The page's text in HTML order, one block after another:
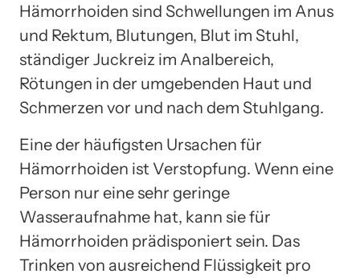
Hämorrhoiden sind Schwellungen im Anus
und Rektum, Blutungen, Blut im Stuhl,
ständiger Juckreiz im Analbereich,
Rötungen in der umgebenden Haut und
Schmerzen vor und nach dem Stuhlgang.
Eine der häufigsten Ursachen für
Hämorrhoiden ist Verstopfung. Wenn eine
Person nur eine sehr geringe
Wasseraufnahme hat, kann sie für
Hämorrhoiden prädisponiert sein. Das
Trinken von ausreichend Flüssigkeit pro